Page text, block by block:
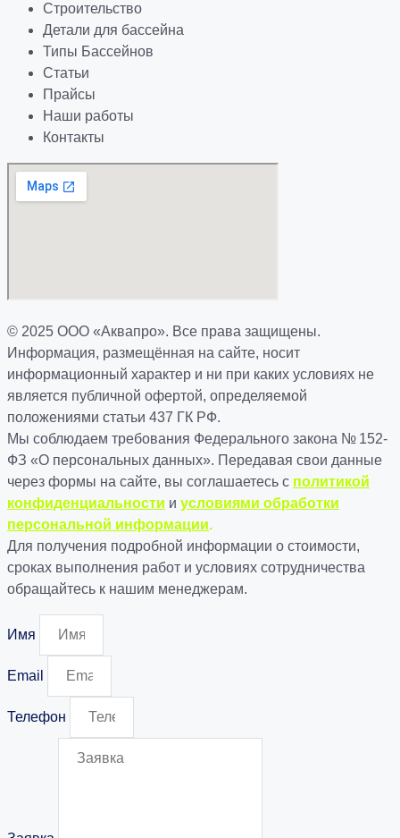
Строительство
Детали для бассейна
Типы Бассейнов
Статьи
Прайсы
Наши работы
Контакты
© 2025 ООО «Аквапро». Все права защищены.
Информация, размещённая на сайте, носит
информационный характер и ни при каких условиях не
является публичной офертой, определяемой
положениями статьи 437 ГК РФ.
Мы соблюдаем требования Федерального закона № 152-
ФЗ «О персональных данных». Передавая свои данные
через формы на сайте, вы соглашаетесь с политикой
конфиденциальности и условиями обработки
персональной информации.
Для получения подробной информации о стоимости,
сроках выполнения работ и условиях сотрудничества
обращайтесь к нашим менеджерам.
Имя
Email
Телефон